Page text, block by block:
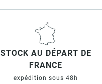
STOCK AU DÉPART DE
FRANCE
expédition sous 48h